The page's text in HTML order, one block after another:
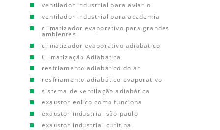
ventilador industrial para aviario
ventilador industrial para academia
climatizador evaporativo para grandes
ambientes
climatizador evaporativo adiabatico
Climatização Adiabatica
resfriamento adiabático do ar
resfriamento adiabático evaporativo
sistema de ventilação adiabática
exaustor eolico como funciona
exaustor industrial são paulo
exaustor industrial curitiba